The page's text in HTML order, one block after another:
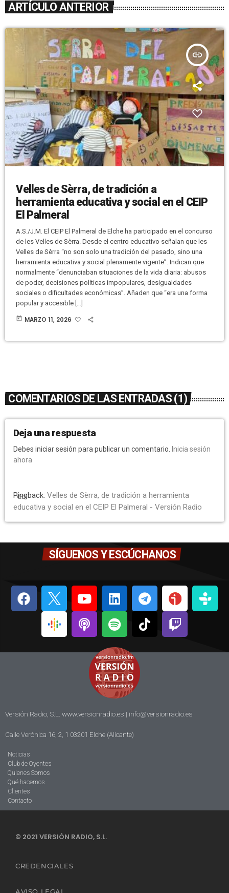
ARTÍCULO ANTERIOR
insert_link
Velles de Sèrra, de tradición a
herramienta educativa y social en el CEIP
El Palmeral
A.S./J.M. El CEIP El Palmeral de Elche ha participado en el concurso
de les Velles de Sèrra. Desde el centro educativo señalan que les
Velles de Sèrra “no son solo una tradición del pasado, sino una
herramienta educativa y social plenamente vigente”. Indican que
normalmente “denunciaban situaciones de la vida diaria: abusos
de poder, decisiones políticas impopulares, desigualdades
sociales o dificultades económicas”. Añaden que “era una forma
popular y accesible […]
today MARZO 11, 2026
COMENTARIOS DE LAS ENTRADAS (1)
Deja una respuesta
Debes iniciar sesión para publicar un comentario.
Inicia sesión
ahora
link
Pingback: Velles de Sèrra, de tradición a herramienta
educativa y social en el CEIP El Palmeral - Versión Radio
SÍGUENOS Y ESCÚCHANOS
Versión Radio, S.L. www.versionradio.es | info@versionradio.es
Calle Verónica 16, 2, 1 03201 Elche (Alicante)
Noticias
Club de Oyentes
Quienes Somos
Qué hacemos
Clientes
Contacto
© 2021 VERSIÓN RADIO, S.L.
CREDENCIALES